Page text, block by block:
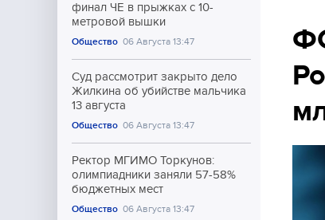
Общество
Культура
финал ЧЕ в прыжках с 10-
метровой вышки
Общество 06 Августа 13:47
Суд рассмотрит закрыто дело
Жилкина об убийстве мальчика
13 августа
Общество 06 Августа 13:47
Ректор МГИМО Торкунов:
олимпиадники заняли 57-58%
бюджетных мест
Общество 06 Августа 13:47